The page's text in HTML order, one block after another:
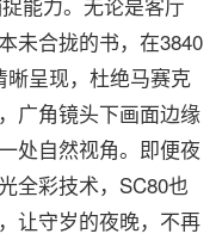
未合拢的书，在3840
晰呈现，杜绝马赛克
广角镜头下画面边缘
处自然视角。即便夜
全彩技术，SC80也
让守岁的夜晚，不再